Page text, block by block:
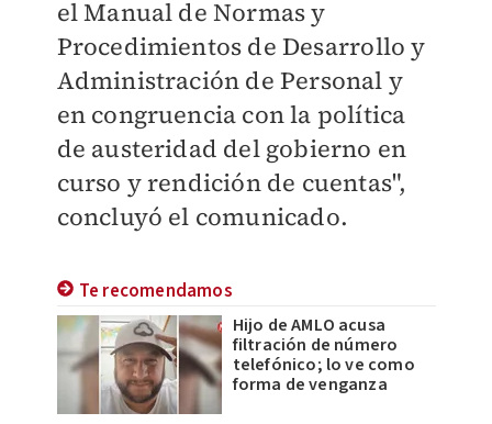
el Manual de Normas y
Procedimientos de Desarrollo y
Administración de Personal y
en congruencia con la política
de austeridad del gobierno en
curso y rendición de cuentas",
concluyó el comunicado.
Te recomendamos
Hijo de AMLO acusa
filtración de número
telefónico; lo ve como
forma de venganza